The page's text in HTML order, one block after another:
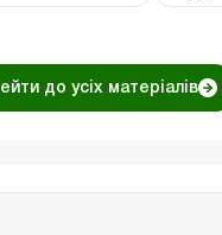
до усіх матеріалів